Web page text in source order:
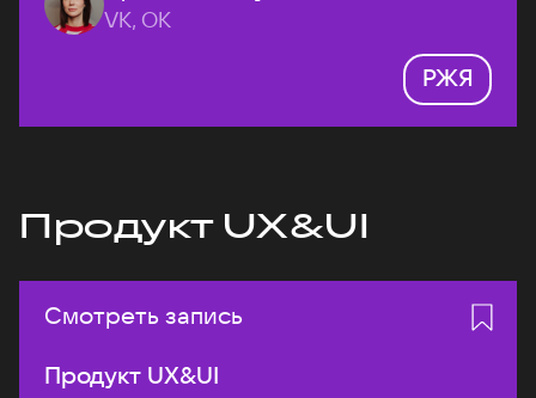
VK, ОК
РЖЯ
Продукт UX&UI
Смотреть запись
Продукт UX&UI